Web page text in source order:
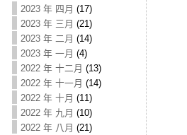
2023 年 四月 (17)
2023 年 三月 (21)
2023 年 二月 (14)
2023 年 一月 (4)
2022 年 十二月 (13)
2022 年 十一月 (14)
2022 年 十月 (11)
2022 年 九月 (10)
2022 年 八月 (21)